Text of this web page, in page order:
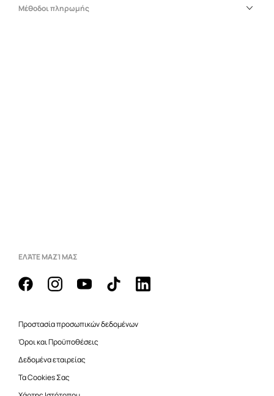
Μέθοδοι πληρωμής
ΕΛΆΤΕ ΜΑΖΊ ΜΑΣ
Προστασία προσωπικών δεδομένων
Όροι και Προϋποθέσεις
Δεδομένα εταιρείας
Τα Cookies Σας